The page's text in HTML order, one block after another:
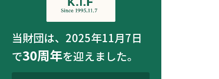
当財団は、2025年11月7日
で30周年を迎えました。